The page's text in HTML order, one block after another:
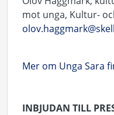
mot unga, Kultur-
Mer om Unga Sara
INBJUDAN TILL